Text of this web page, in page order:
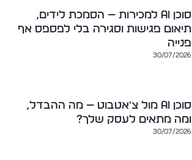
סוכן AI למכירות — הסמכת לידים,
תיאום פגישות וסגירה בלי לפספס אף
פנייה
30/07/2026
סוכן AI מול צ'אטבוט — מה ההבדל,
ומה מתאים לעסק שלך?
30/07/2026